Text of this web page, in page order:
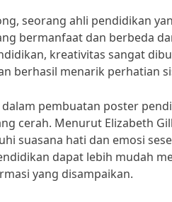
seorang ahli pendidikan
bermanfaat dan berbeda
kreativitas sangat
berhasil menarik perhatian
pembuatan poster
cerah. Menurut Elizabeth
suasana hati dan emosi
dapat lebih mudah
yang disampaikan.